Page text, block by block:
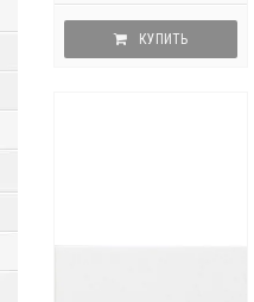
КУПИТЬ